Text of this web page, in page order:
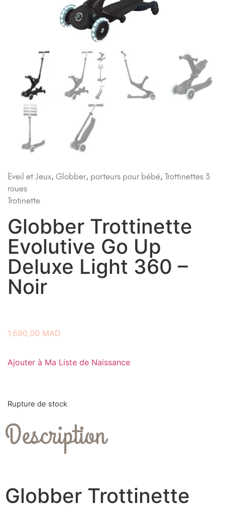
Éveil et Jeux, Globber, porteurs pour bébé, Trottinettes 3
roues
Trotinette
Globber Trottinette
Evolutive Go Up
Deluxe Light 360 –
Noir
1.690,00 MAD
Ajouter à Ma Liste de Naissance
Rupture de stock
Description
Globber Trottinette